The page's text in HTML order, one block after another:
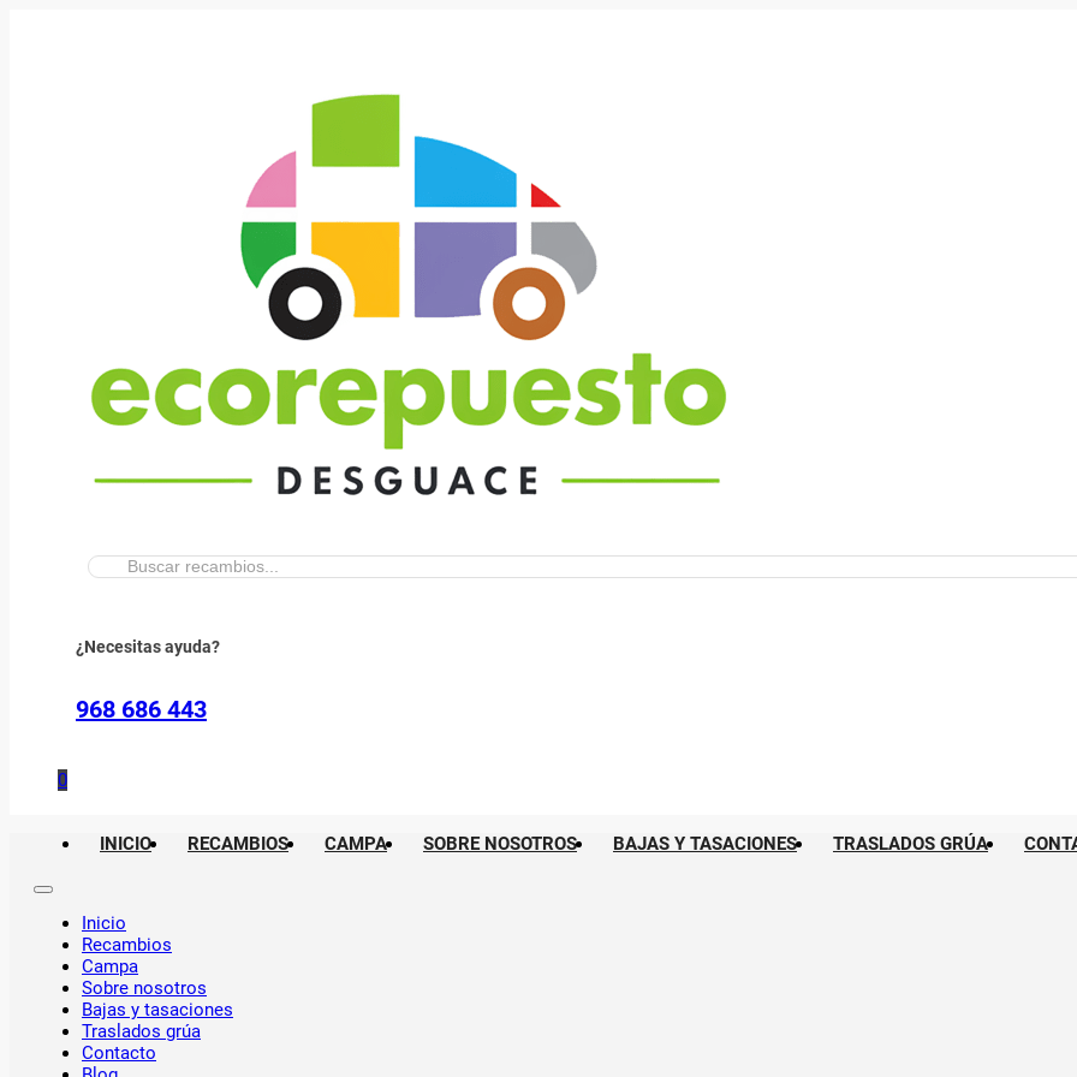
Buscar:
¿Necesitas ayuda?
968 686 443
0
INICIO RECAMBIOS CAMPA SOBRE NOSOTROS BAJAS Y TASACIONES TRASLADOS GRÚA
Inicio
Recambios
Campa
Sobre nosotros
Bajas y tasaciones
Traslados grúa
Contacto